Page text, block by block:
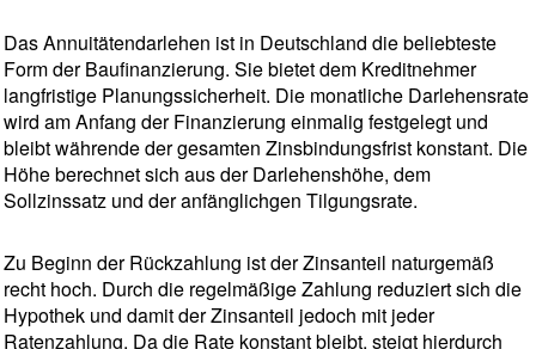
Das Annuitätendarlehen ist in Deutschland die beliebteste
Form der Baufinanzierung. Sie bietet dem Kreditnehmer
langfristige Planungssicherheit. Die monatliche Darlehensrate
wird am Anfang der Finanzierung einmalig festgelegt und
bleibt währende der gesamten Zinsbindungsfrist konstant. Die
Höhe berechnet sich aus der Darlehenshöhe, dem
Sollzinssatz und der anfänglichgen Tilgungsrate.
Zu Beginn der Rückzahlung ist der Zinsanteil naturgemäß
recht hoch. Durch die regelmäßige Zahlung reduziert sich die
Hypothek und damit der Zinsanteil jedoch mit jeder
Ratenzahlung. Da die Rate konstant bleibt, steigt hierdurch